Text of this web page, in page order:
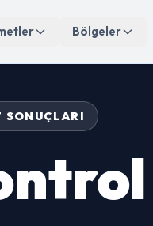
Bölgeler
SONUÇLARI